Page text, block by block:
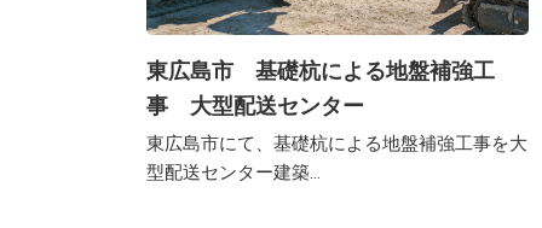
東広島市 基礎杭による地盤補強工
事 大型配送センター
東広島市にて、基礎杭による地盤補強工事を大
型配送センター建築...